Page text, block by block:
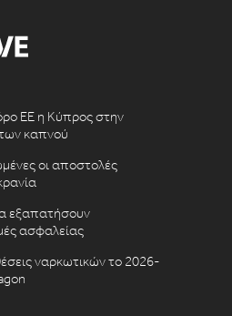
ΕΕ η Κύπρος στην
καπνού
οι αποστολές
εξαπατήσουν
ασφαλείας
ναρκωτικών το 2026-